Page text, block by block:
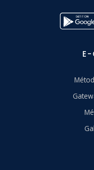
E-